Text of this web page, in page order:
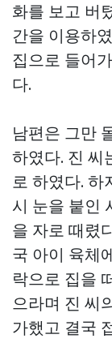
화를 보고 버
간을 이용하
집으로 들어
다.
남편은 그만
하였다. 진 씨
로 하였다. 하
시 눈을 붙인
을 자로 때렸
국 아이 육체
락으로 집을
으라며 진 씨
가했고 결국